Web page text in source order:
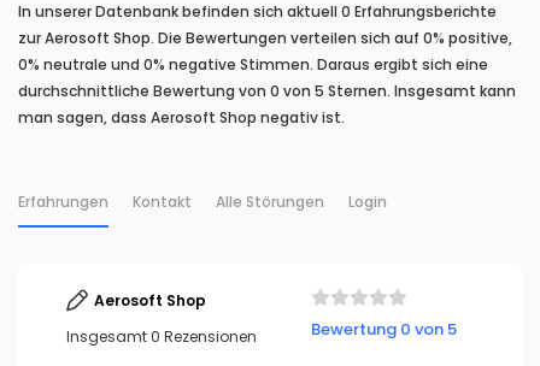
In unserer Datenbank befinden sich aktuell 0 Erfahrungsberichte
zur Aerosoft Shop. Die Bewertungen verteilen sich auf 0% positive,
0% neutrale und 0% negative Stimmen. Daraus ergibt sich eine
durchschnittliche Bewertung von 0 von 5 Sternen. Insgesamt kann
man sagen, dass Aerosoft Shop negativ ist.
Erfahrungen Kontakt Alle Störungen Login
Aerosoft Shop
Insgesamt 0 Rezensionen
Bewertung 0 von 5